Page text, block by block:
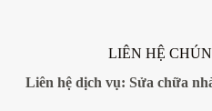
LIÊN HỆ
Liên hệ dịch vụ: Sửa chữa